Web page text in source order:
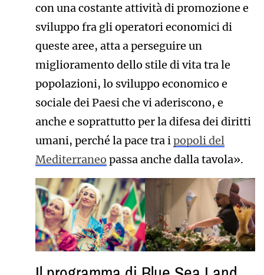
con una costante attività di promozione e
sviluppo fra gli operatori economici di
queste aree, atta a perseguire un
miglioramento dello stile di vita tra le
popolazioni, lo sviluppo economico e
sociale dei Paesi che vi aderiscono, e
anche e soprattutto per la difesa dei diritti
umani, perché la pace tra ipopoli del
Mediterraneo passa anche dalla tavola».